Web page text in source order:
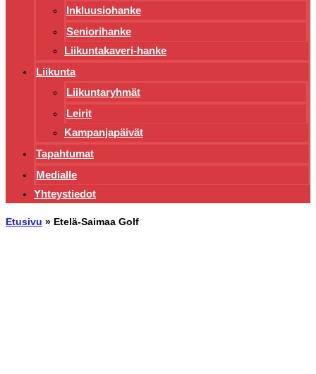
Inkluusiohanke
Seniorihanke
Liikuntakaveri-hanke
Liikunta
Liikuntaryhmät
Leirit
Kampanjapäivät
Tapahtumat
Medialle
Yhteystiedot
Etusivu » Etelä-Saimaa Golf